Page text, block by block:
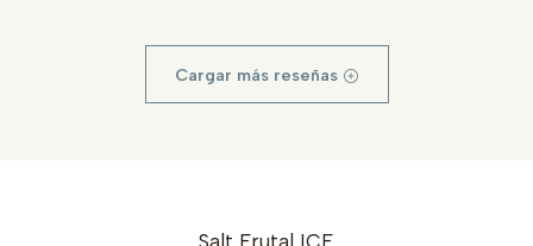
Cargar más reseñas
Salt Frutal ICE